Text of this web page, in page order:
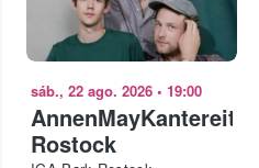
sáb., 22 ago. 2026 • 19:00
AnnenMayKantereit
Rostock